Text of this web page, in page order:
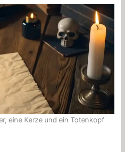
eine Kerze und ein Totenkopf